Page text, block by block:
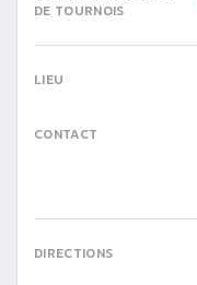
DE TOURNOIS
LIEU
CONTACT
DIRECTIONS